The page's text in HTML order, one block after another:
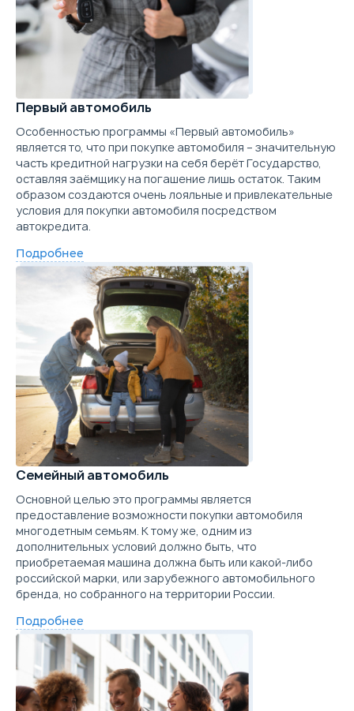
Первый автомобиль
Особенностью программы «Первый автомобиль»
является то, что при покупке автомобиля – значительную
часть кредитной нагрузки на себя берёт Государство,
оставляя заёмщику на погашение лишь остаток. Таким
образом создаются очень лояльные и привлекательные
условия для покупки автомобиля посредством
автокредита.
Подробнее
Семейный автомобиль
Основной целью это программы является
предоставление возможности покупки автомобиля
многодетным семьям. К тому же, одним из
дополнительных условий должно быть, что
приобретаемая машина должна быть или какой-либо
российской марки, или зарубежного автомобильного
бренда, но собранного на территории России.
Подробнее